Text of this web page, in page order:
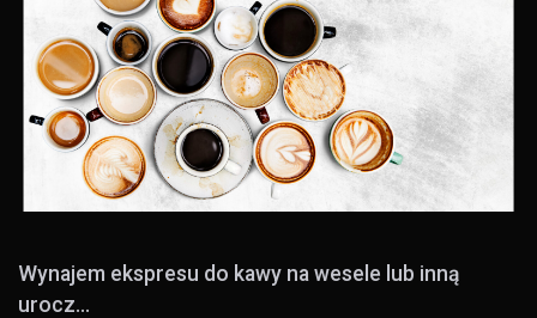
Wynajem ekspresu do kawy na wesele lub inną
urocz...